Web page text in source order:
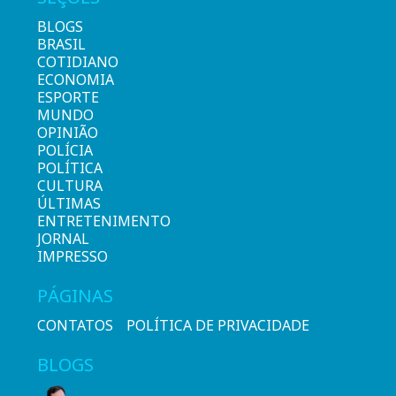
BLOGS
BRASIL
COTIDIANO
ECONOMIA
ESPORTE
MUNDO
OPINIÃO
POLÍCIA
POLÍTICA
CULTURA
ÚLTIMAS
ENTRETENIMENTO
JORNAL
IMPRESSO
PÁGINAS
CONTATOS POLÍTICA DE PRIVACIDADE
BLOGS